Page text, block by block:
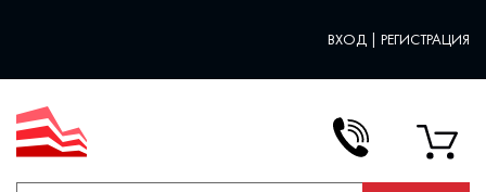
ВХОД | РЕГИСТРАЦИЯ